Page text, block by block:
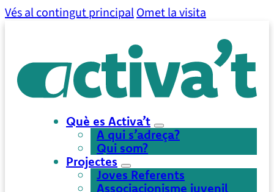
Vés al contingut principalOmet la visita
Què es Activa’t
A qui s’adreça?
Qui som?
Projectes
Joves Referents
Associacionisme juvenil